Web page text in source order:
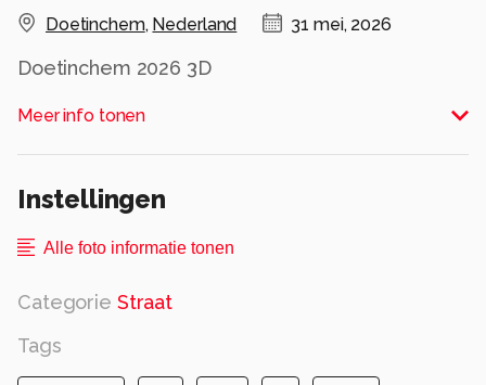
Doetinchem, Nederland 31 mei, 2026
Doetinchem 2026 3D
Meer info tonen
Instellingen
Alle foto informatie tonen
Categorie Straat
Tags